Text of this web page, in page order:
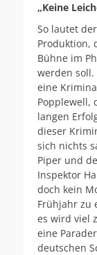
„Keine
So lautet der
Produktion,
Bühne im
werden soll.
eine
Popplewell,
langen
dieser
sich nichts
Piper und
Inspektor
doch kein
Frühjahr zu
es wird viel
eine
deutschen